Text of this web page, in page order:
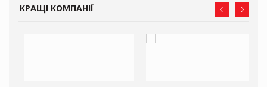
КРАЩІ КОМПАНІЇ